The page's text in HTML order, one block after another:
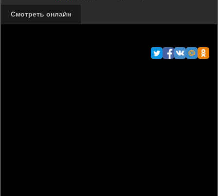
Смотреть онлайн